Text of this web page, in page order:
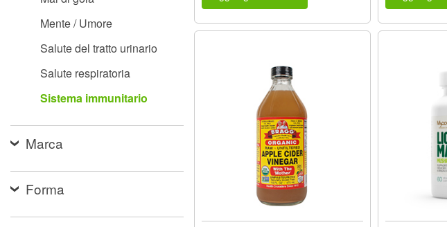
Mente / Umore
Salute del tratto urinario
Salute respiratoria
Sistema immunitario
Marca
Forma